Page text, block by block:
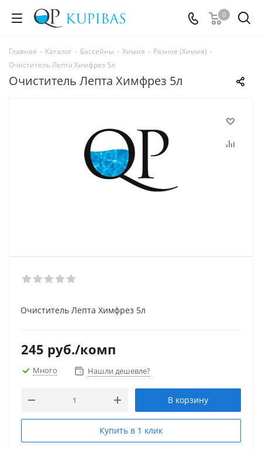
0
Главная - Каталог - Бассейны - Химия - Разное (Химия) -
Очиститель Лепта Химфрез 5л
Очиститель Лепта Химфрез 5л
Очиститель Лепта Химфрез 5л
245 руб./комп
Много Нашли дешевле?
В корзину
Купить в 1 клик